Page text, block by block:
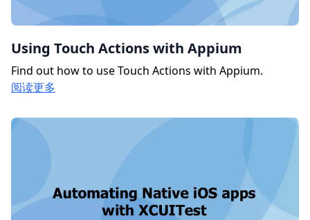
Using Touch Actions with Appium
Find out how to use Touch Actions with Appium.
阅读更多